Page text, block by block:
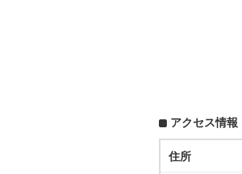
アクセス情報
住所